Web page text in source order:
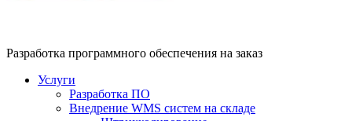
Разработка программного обеспечения на заказ
Услуги
Разработка ПО
Внедрение WMS систем на складе